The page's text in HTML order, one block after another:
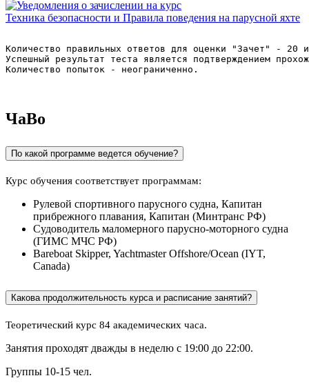
Техника безопасности и Правила поведения на парусной яхте
Количество правильных ответов для оценки "Зачет" - 20
Успешный результат теста является подтверждением
Количество попыток - неограниченно.
ЧаВо
По какой программе ведется обучение?
Курс обучения соответствует программам:
Рулевой спортивного парусного судна, Капитан
прибрежного плавания, Капитан (Минтранс РФ)
Судоводитель маломерного парусно-моторного судна
(ГИМС МЧС РФ)
Bareboat Skipper, Yachtmaster Offshore/Ocean (IYT,
Canada)
Какова продолжительность курса и расписание занятий?
Теоретический курс 84 академических часа.
Занятия проходят дважды в неделю с 19:00 до 22:00.
Группы 10-15 чел.